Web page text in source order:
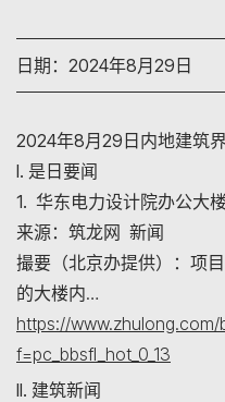
日期：2024年8月29日
2024年8月29日内地建筑
I. 是日要闻
1. 华东电力设计院办公大楼
来源：筑龙网 新闻
撮要（北京办提供）：项
的大楼内…
https://
f=pc_bbsfl_hot_0_13
II. 建筑新闻